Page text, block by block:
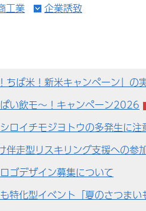
工業 企業誘致
ちば米！新米キャンペーン」の
い飲モ～！キャンペーン2026
ロイチモジヨトウの多発生に注
走型リスキリング支援への参
ゴデザイン募集について
特化型イベント「夏のさつま